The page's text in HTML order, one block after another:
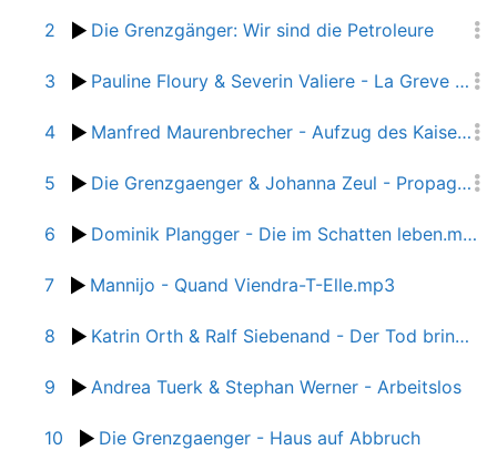
2 Die Grenzgänger: Wir sind die Petroleure
3 Pauline Floury & Severin Valiere - La Greve des Femmes
4 Manfred Maurenbrecher - Aufzug des Kaiserreichs
5 Die Grenzgaenger & Johanna Zeul - Propaganda der Chansons
6 Dominik Plangger - Die im Schatten leben.mp3
7 Mannijo - Quand Viendra-T-Elle.mp3
8 Katrin Orth & Ralf Siebenand - Der Tod bringt nichts mehr ein
9 Andrea Tuerk & Stephan Werner - Arbeitslos
10 Die Grenzgaenger - Haus auf Abbruch